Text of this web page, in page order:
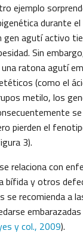
ejemplo
durante
gen agutí activo
Sin
una ratona agutí
(como el
metilo, los
pierden el
3).
relaciona con
bífida y otros
se recomienda a
y col., 2009).